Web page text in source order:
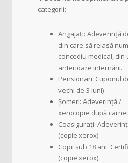
categorii:
Angajați: Adeverință
din care să reiasă
concediu medical, din
anterioare internării.
Pensionari: Cuponul
vechi de 3 luni)
Șomeri: Adeverință /
xerocopie după
Coasiguraţi:
(copie xerox)
Copii sub 18 ani:
(copie xerox)